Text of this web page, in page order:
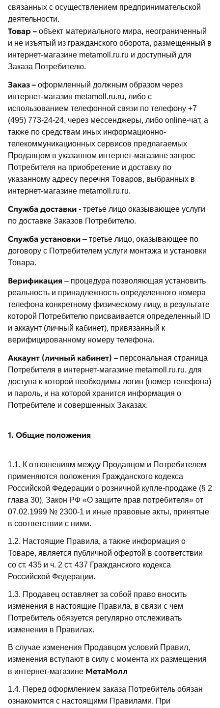
связанных с осуществлением предпринимательской
деятельности.
Товар – объект материального мира, неограниченный
и не изъятый из гражданского оборота, размещенный в
интернет-магазине metamoll.ru.ru и доступный для
Заказа Потребителю.
Заказ – оформленный должным образом через
интернет-магазин metamoll.ru.ru, либо с
использованием телефонной связи по телефону +7
(495) 773-24-24, через мессенджеры, либо online-чат, а
также по средствам иных информационно-
телекоммуникационных сервисов предлагаемых
Продавцом в указанном интернет-магазине запрос
Потребителя на приобретение и доставку по
указанному адресу перечня Товаров, выбранных в
интернет-магазине metamoll.ru.ru.
Служба доставки - третье лицо оказывающее услуги
по доставке Заказов Потребителю.
Служба установки – третье лицо, оказывающее по
договору с Потребителем услуги монтажа и установки
Товара.
Верификация – процедура позволяющая установить
реальность и принадлежность определенного номера
телефона конкретному физическому лицу, в результате
которой Потребителю присваивается определенный ID
и аккаунт (личный кабинет), привязанный к
верифицированному номеру телефона.
Аккаунт (личный кабинет) – персональная страница
Потребителя в интернет-магазине metamoll.ru.ru, для
доступа к которой необходимы логин (номер телефона)
и пароль, и на которой хранится информация о
Потребителе и совершенных Заказах.
1. Общие положения
1.1. К отношениям между Продавцом и Потребителем
применяются положения Гражданского кодекса
Российской Федерации о розничной купле-продаже (§ 2
глава 30), Закон РФ «О защите прав потребителя» от
07.02.1999 № 2300-1 и иные правовые акты, принятые
в соответствии с ними.
1.2. Настоящие Правила, а также информация о
Товаре, является публичной офертой в соответствии
со ст. 435 и ч. 2 ст. 437 Гражданского кодекса
Российской Федерации.
1.3. Продавец оставляет за собой право вносить
изменения в настоящие Правила, в связи с чем
Потребитель обязуется регулярно отслеживать
изменения в Правилах.
В случае изменения Продавцом условий Правил,
изменения вступают в силу с момента их размещения
в интернет-магазине МетаМолл
1.4. Перед оформлением заказа Потребитель обязан
ознакомится с настоящими Правилами. При